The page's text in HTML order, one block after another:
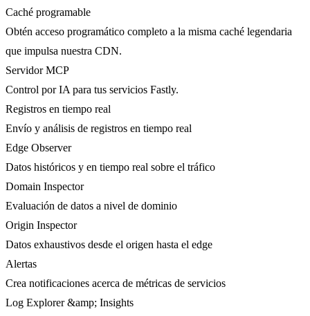
Caché programable
Obtén acceso programático completo a la misma caché legendaria
que impulsa nuestra CDN.
Servidor MCP
Control por IA para tus servicios Fastly.
Registros en tiempo real
Envío y análisis de registros en tiempo real
Edge Observer
Datos históricos y en tiempo real sobre el tráfico
Domain Inspector
Evaluación de datos a nivel de dominio
Origin Inspector
Datos exhaustivos desde el origen hasta el edge
Alertas
Crea notificaciones acerca de métricas de servicios
Log Explorer &amp; Insights